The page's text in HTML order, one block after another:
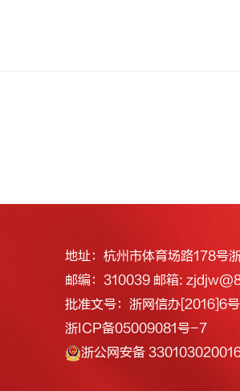
地址：杭州市体育场路178号
邮编：310039 邮箱:
批准文号：浙网信办[2016]6号
浙ICP备05009081号-7
浙公网安备